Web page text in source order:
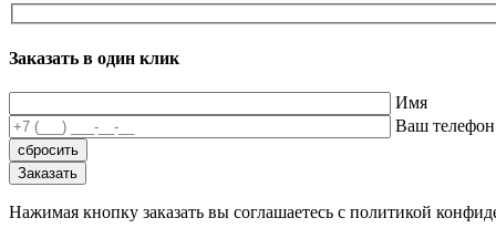
Заказать в один клик
Имя
Ваш телефон
Нажимая кнопку заказать вы соглашаетесь с политикой